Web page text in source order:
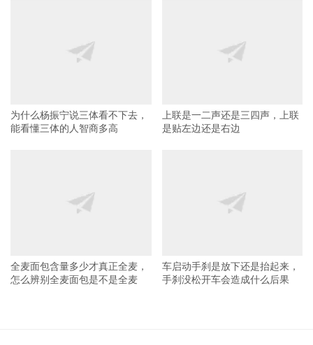
为什么杨振宁说三体看不下去，
能看懂三体的人智商多高
上联是一二声还是三四声，上联
是贴左边还是右边
全麦面包含量多少才真正全麦，
怎么辨别全麦面包是不是全麦
车启动手刹是放下还是抬起来，
手刹没松开车会造成什么后果